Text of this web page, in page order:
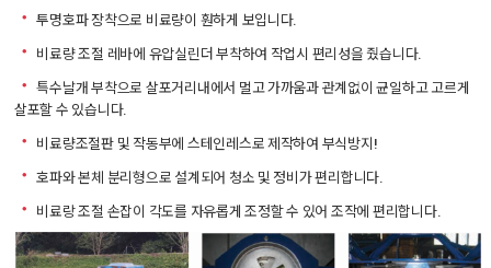
ㆍ 투명호파 장착으로 비료량이 훤하게 보입니다.
ㆍ 비료량 조절 레바에 유압실린더 부착하여 작업시 편리성을 줬습니다.
ㆍ 특수날개 부착으로 살포거리내에서 멀고 가까움과 관계없이 균일하고 고르게
살포할 수 있습니다.
ㆍ 비료량조절판 및 작동부에 스테인레스로 제작하여 부식방지!
ㆍ 호파와 본체 분리형으로 설계되어 청소 및 정비가 편리합니다.
ㆍ 비료랑 조절 손잡이 각도를 자유롭게 조정할 수 있어 조작에 편리합니다.